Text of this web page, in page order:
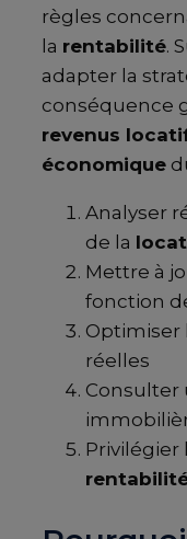
règles
la rentabilité.
adapter la
conséquence
revenus
économique
Analyser
de la
Mettre à
fonction
Optimiser
réelles
Consulter
Privilégier